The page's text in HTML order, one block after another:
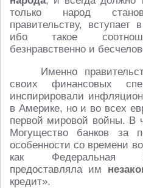
только народ
правительству, вступает
ибо такое
безнравственно и
Именно
своих финансовых
инспирировали
в Америке, но и во всех
первой мировой войны. В
Могущество банков за
особенности со времени
как Федеральная
предоставляла им
кредит».